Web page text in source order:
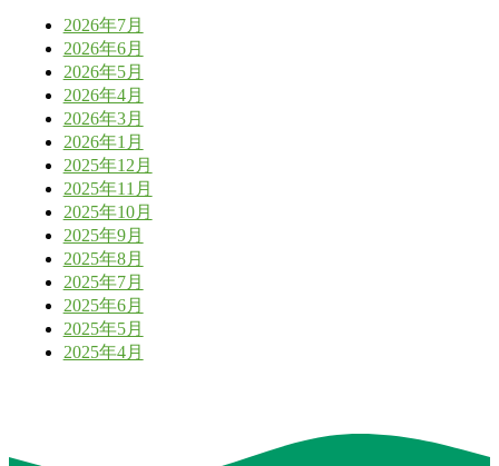
2026年7月
2026年6月
2026年5月
2026年4月
2026年3月
2026年1月
2025年12月
2025年11月
2025年10月
2025年9月
2025年8月
2025年7月
2025年6月
2025年5月
2025年4月